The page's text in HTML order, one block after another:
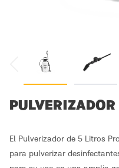
El Pulverizador de 5 Litros
para pulverizar